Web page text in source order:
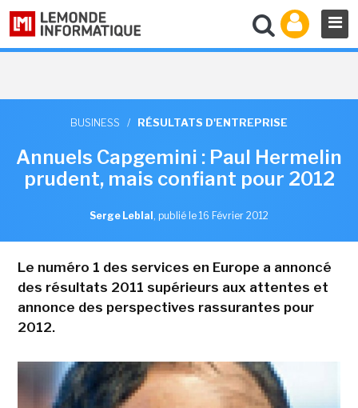
BUSINESS / RÉSULTATS D'ENTREPRISE
Annuels Capgemini : Paul Hermelin
prudent, mais confiant pour 2012
Serge Leblal , publié le 16 Février 2012
Le numéro 1 des services en Europe a annoncé
des résultats 2011 supérieurs aux attentes et
annonce des perspectives rassurantes pour
2012.